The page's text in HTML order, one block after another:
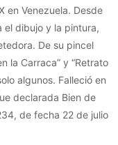
en Venezuela. Desde
el dibujo y la pintura,
De su pincel
la Carraca” y “Retrato
algunos. Falleció en
declarada Bien de
de fecha 22 de julio